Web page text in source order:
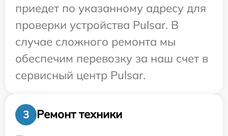
приедет по указанному адресу для
проверки устройства Pulsar. В
случае сложного ремонта мы
обеспечим перевозку за наш счет в
сервисный центр Pulsar.
3
Ремонт техники